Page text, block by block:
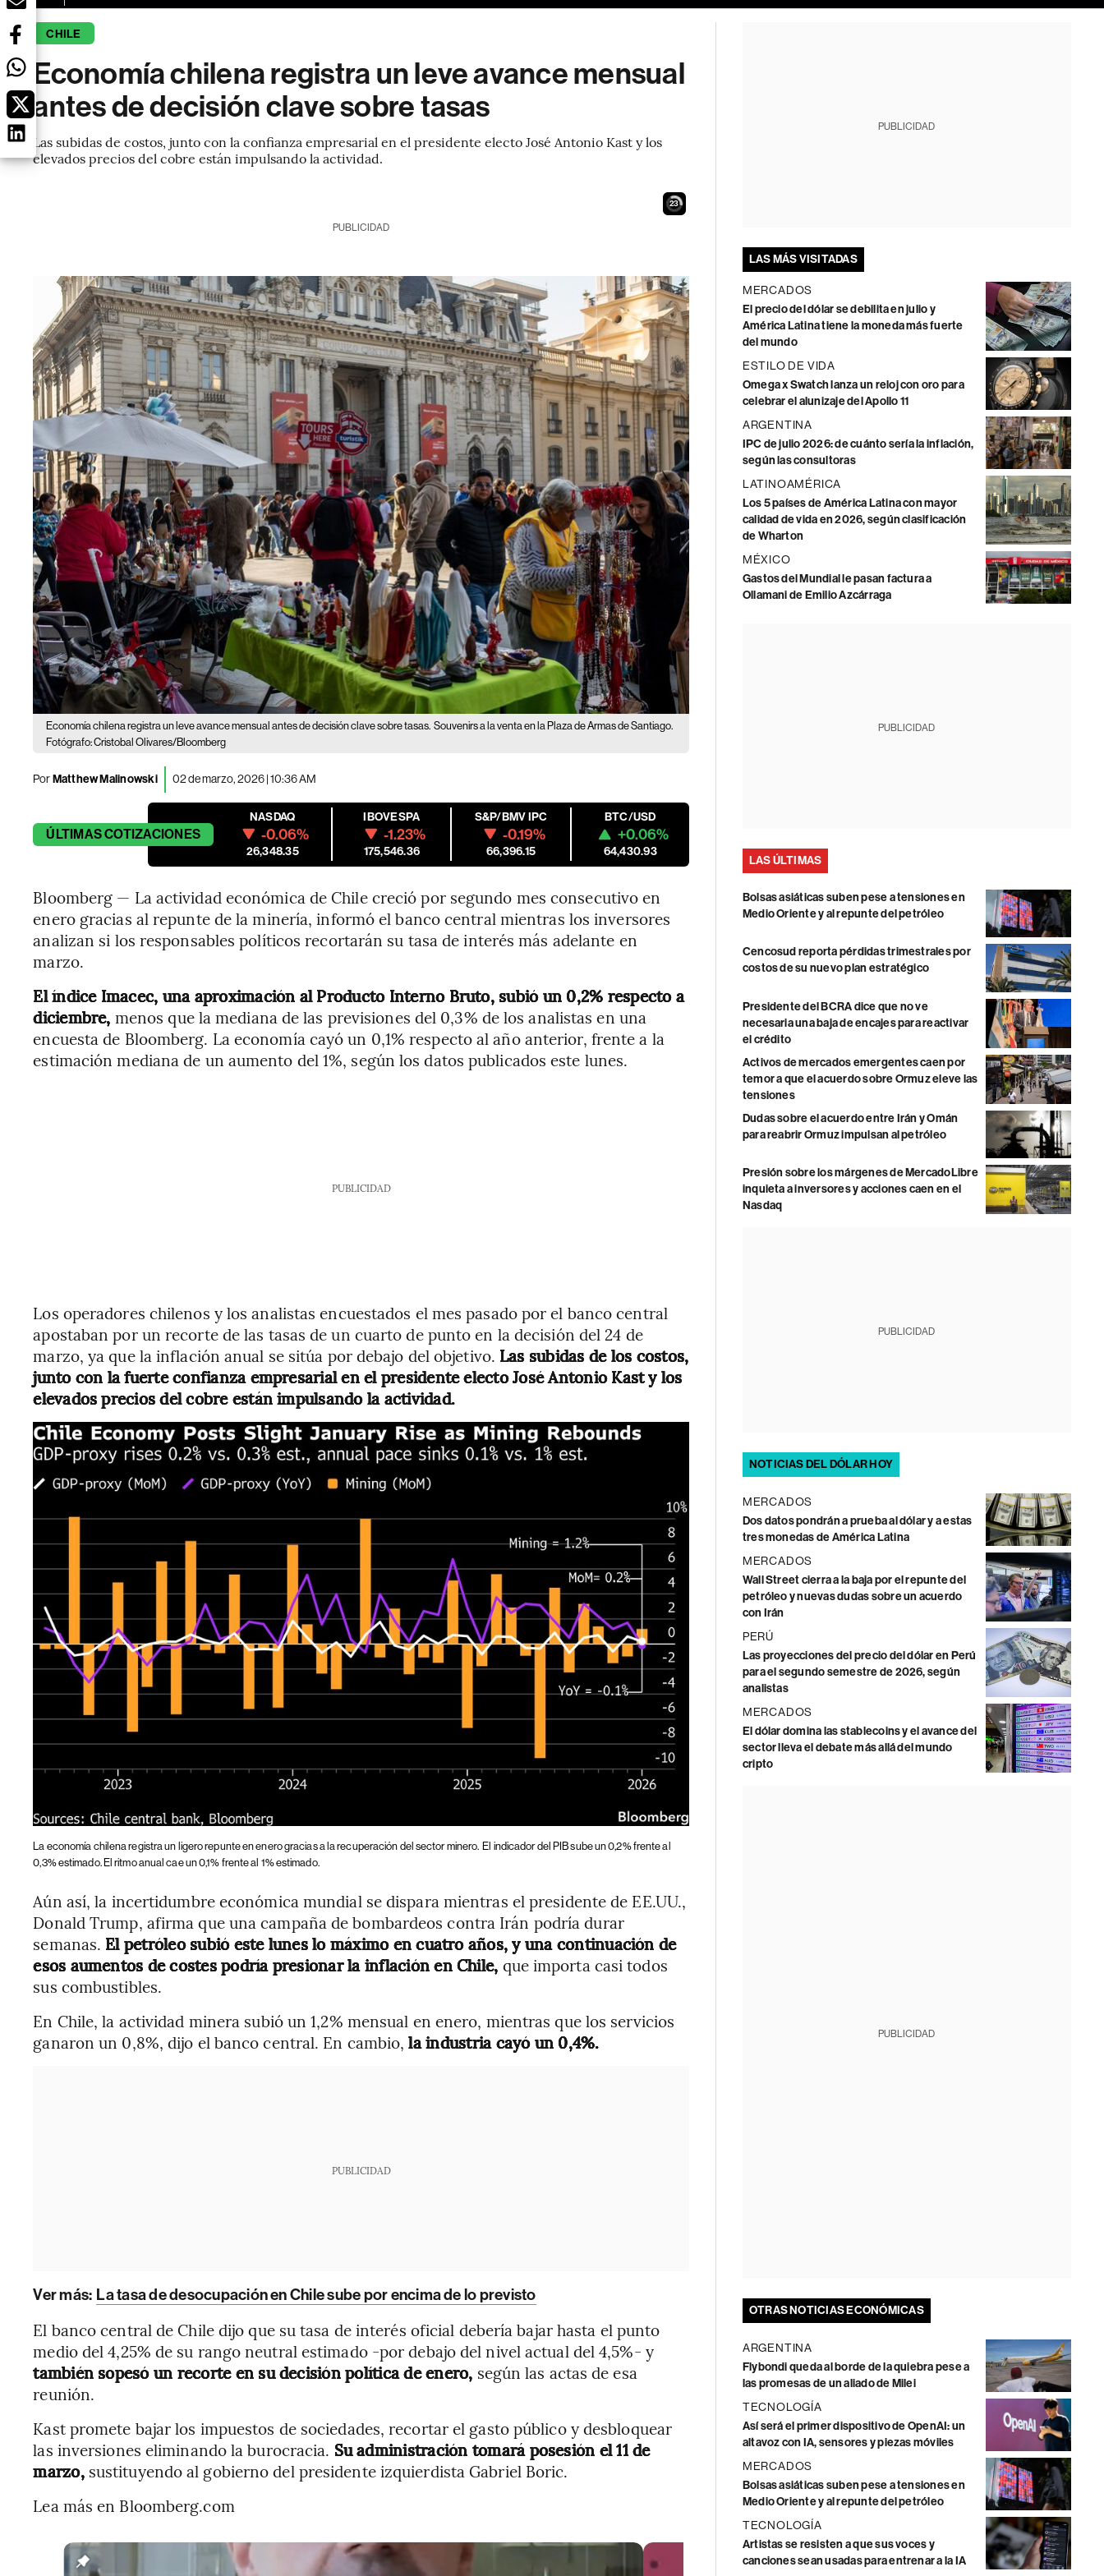
CHILE
Economía chilena registra un leve avance mensual
antes de decisión clave sobre tasas
Las subidas de costos, junto con la confianza empresarial en el presidente electo José Antonio Kast y los
elevados precios del cobre están impulsando la actividad.
21
PUBLICIDAD
Economía chilena registra un leve avance mensual antes de decisión clave sobre tasas. Souvenirs a la venta en la Plaza de Armas de Santiago.
Fotógrafo: Cristobal Olivares/Bloomberg
PorMatthew Malinowski 02 de marzo, 2026 | 10:36 AM
ÚLTIMASCOTIZACIONES
NASDAQ
-0.06%
26,348.35
IBOVESPA
-1.23%
175,546.36
S&P/BMV IPC
-0.19%
66,396.15
BTC/USD
+0.06%
64,430.93
Bloomberg — La actividad económica de Chile creció por segundo mes consecutivo en
enero gracias al repunte de la minería, informó el banco central mientras los inversores
analizan si los responsables políticos recortarán su tasa de interés más adelante en
marzo.
El índice Imacec, una aproximación al Producto Interno Bruto, subió un 0,2% respecto a
diciembre, menos que la mediana de las previsiones del 0,3% de los analistas en una
encuesta de Bloomberg. La economía cayó un 0,1% respecto al año anterior, frente a la
estimación mediana de un aumento del 1%, según los datos publicados este lunes.
PUBLICIDAD
Los operadores chilenos y los analistas encuestados el mes pasado por el banco central
apostaban por un recorte de las tasas de un cuarto de punto en la decisión del 24 de
marzo, ya que la inflación anual se sitúa por debajo del objetivo. Las subidas de los costos,
junto con la fuerte confianza empresarial en el presidente electo José Antonio Kast y los
elevados precios del cobre están impulsando la actividad.
La economía chilena registra un ligero repunte en enero gracias a la recuperación del sector minero. El indicador del PIB sube un 0,2% frente al
0,3% estimado. El ritmo anual cae un 0,1% frente al 1% estimado.
Aún así, la incertidumbre económica mundial se dispara mientras el presidente de EE.UU.,
Donald Trump, afirma que una campaña de bombardeos contra Irán podría durar
semanas. El petróleo subió este lunes lo máximo en cuatro años, y una continuación de
esos aumentos de costes podría presionar la inflación en Chile, que importa casi todos
sus combustibles.
En Chile, la actividad minera subió un 1,2% mensual en enero, mientras que los servicios
ganaron un 0,8%, dijo el banco central. En cambio,la industria cayó un 0,4%.
PUBLICIDAD
Ver más: La tasa de desocupación en Chile sube por encima de lo previsto
El banco central de Chile dijo que su tasa de interés oficial debería bajar hasta el punto
medio del 4,25% de su rango neutral estimado -por debajo del nivel actual del 4,5%- y
también sopesó un recorte en su decisión política de enero, según las actas de esa
reunión.
Kast promete bajar los impuestos de sociedades, recortar el gasto público y desbloquear
las inversiones eliminando la burocracia. Su administración tomará posesión el 11 de
marzo,sustituyendo al gobierno del presidente izquierdista Gabriel Boric.
Lea más en Bloomberg.com
PUBLICIDAD
LAS MÁS VISITADAS
MERCADOS
El precio del dólar se debilita en julio y
América Latina tiene la moneda más fuerte
del mundo
ESTILO DE VIDA
Omega x Swatch lanza un reloj con oro para
celebrar el alunizaje del Apollo 11
ARGENTINA
IPC de julio 2026: de cuánto sería la inflación,
según las consultoras
LATINOAMÉRICA
Los 5 países de América Latina con mayor
calidad de vida en 2026, según clasificación
de Wharton
MÉXICO
Gastos del Mundial le pasan factura a
Ollamani de Emilio Azcárraga
PUBLICIDAD
LAS ÚLTIMAS
Bolsas asiáticas suben pese a tensiones en
Medio Oriente y al repunte del petróleo
Cencosud reporta pérdidas trimestrales por
costos de su nuevo plan estratégico
Presidente del BCRA dice que no ve
necesaria una baja de encajes para reactivar
el crédito
Activos de mercados emergentes caen por
temor a que el acuerdo sobre Ormuz eleve las
tensiones
Dudas sobre el acuerdo entre Irán y Omán
para reabrir Ormuz impulsan al petróleo
Presión sobre los márgenes de MercadoLibre
inquieta a inversores y acciones caen en el
Nasdaq
PUBLICIDAD
NOTICIAS DEL DÓLAR HOY
MERCADOS
Dos datos pondrán a prueba al dólar y a estas
tres monedas de América Latina
MERCADOS
Wall Street cierra a la baja por el repunte del
petróleo y nuevas dudas sobre un acuerdo
con Irán
PERÚ
Las proyecciones del precio del dólar en Perú
para el segundo semestre de 2026, según
analistas
MERCADOS
El dólar domina las stablecoins y el avance del
sector lleva el debate más allá del mundo
cripto
PUBLICIDAD
OTRAS NOTICIAS ECONÓMICAS
ARGENTINA
Flybondi queda al borde de la quiebra pese a
las promesas de un aliado de Milei
TECNOLOGÍA
Así será el primer dispositivo de OpenAI: un
altavoz con IA, sensores y piezas móviles
MERCADOS
Bolsas asiáticas suben pese a tensiones en
Medio Oriente y al repunte del petróleo
TECNOLOGÍA
Artistas se resisten a que sus voces y
canciones sean usadas para entrenar a la IA